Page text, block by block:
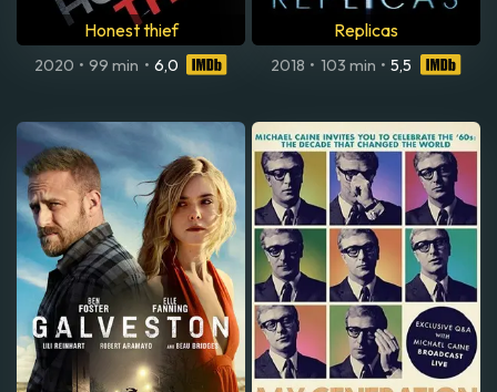
Honest thief
2020 • 99 min • 6,0
Replicas
2018 • 103 min • 5,5